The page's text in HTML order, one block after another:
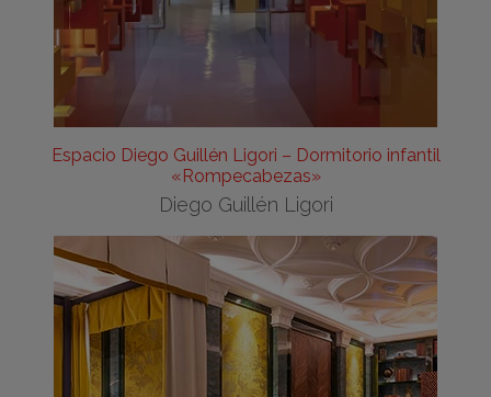
Espacio Diego Guillén Ligori – Dormitorio infantil
«Rompecabezas»
Diego Guillén Ligori